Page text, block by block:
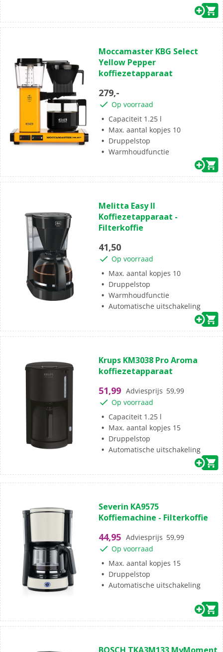
van
de
5
1
beoordeling
Moccamaster KBG Select
Yellow Pepper
koffiezetapparaat
279,-
Op voorraad
Capaciteit 1.25 l
Max. aantal kopjes 10
Druppelstop
Warmhoudfunctie
van
de
5
Melitta Easy II
Koffiezetapparaat -
Filterkoffie
41,50
Op voorraad
Max. aantal kopjes 10
Druppelstop
Warmhoudfunctie
Automatische uitschakeling
van
de
sterren.
1
beoordeling
Krups KM3038 Pro Aroma
koffiezetapparaat
51,99 Adviesprijs 59,99
Op voorraad
Capaciteit 1.25 l
Max. aantal kopjes 15
Druppelstop
Automatische uitschakeling
van
de
sterren.
Severin KA9575
Koffiemachine - Filterkoffie
44,95 Adviesprijs 59,99
Op voorraad
Max. aantal kopjes 15
Druppelstop
Automatische uitschakeling